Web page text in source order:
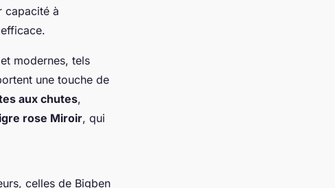
capacité à
modernes, tels
une touche de
aux chutes,
rose Miroir, qui
celles de Bigben